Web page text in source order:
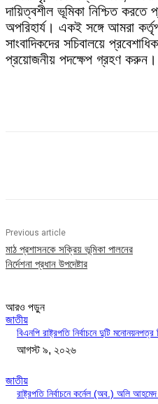
দায়িত্বশীল ভূমিকা নিশ্চিত করতে
অপরিহার্য। একই সঙ্গে আমরা
সাংবাদিকদের সচিবালয়ে
প্রয়োজনীয় পদক্ষেপ গ্রহণ করুন।
Previous article
মাঠ প্রশাসনকে সক্রিয় ভূমিকা পালনের
নির্দেশনা প্রধান উপদেষ্টার
আরও পড়ুন
জাতীয়
বিএনপি রাষ্ট্রপতি নির্বাচনে দুটি মনোনয়নপত্র
আগস্ট ৯, ২০২৬
জাতীয়
রাষ্ট্রপতি নির্বাচনে কর্নেল (অব.) অলি